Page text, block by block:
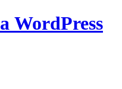
WordPress